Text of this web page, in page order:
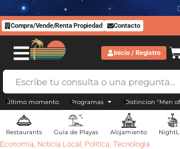
Compra/Vende/Renta Propiedad Contacto
Inicio / Registro
Último momento Programas Distincion "Men
Restaurants Guía de Playas Alojamiento
Economia, Noticia Local , Politica, Tecnologia